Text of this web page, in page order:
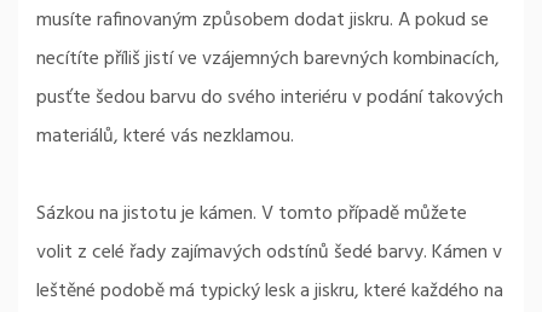
musíte rafinovaným způsobem dodat jiskru. A pokud se
necítíte příliš jistí ve vzájemných barevných kombinacích,
pusťte šedou barvu do svého interiéru v podání takových
materiálů, které vás nezklamou.
Sázkou na jistotu je kámen. V tomto případě můžete
volit z celé řady zajímavých odstínů šedé barvy. Kámen v
leštěné podobě má typický lesk a jiskru, které každého na